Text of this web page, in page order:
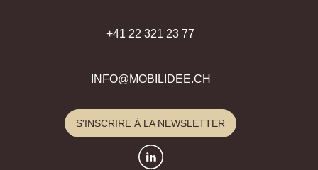
+41 22 321 23 77
INFO@MOBILIDEE.CH
S'INSCRIRE À LA NEWSLETTER